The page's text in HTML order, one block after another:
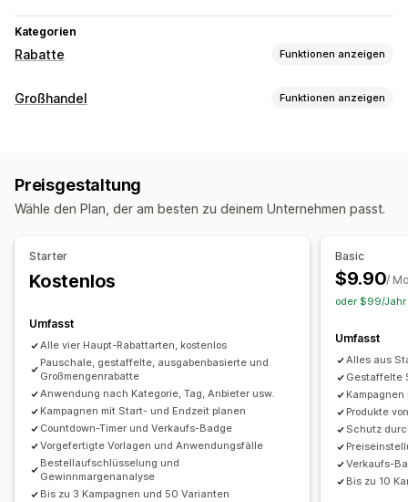
Kategorien
Rabatte Funktionen anzeigen
Rabatt-Typen
Großhandelspreise
Warenkorbrabatte Checkout-Rabatte
Geschenke
Upselling-Rabatte
Popups Banner
Dynamische Preise
Rabatte verwalten
Editor-Tool Vorlagen Massenbearbeitung
Währungsumrechnung
Lokalisierung
Kampagnen
Trigger und Regeln Rabattstapelung Automatisierungen
Targeting Geolokalisierung Segmentierung
Tagging
Filterung
Tracking Berichterstattung
Großhandel Funktionen anzeigen
Preisstaffelung Mengenrabatte
Preisgestaltung
Wähle den Plan, der am besten zu deinem Unternehmen passt.
Starter
Kostenlos
Umfasst
Alle vier Haupt-Rabattarten, kostenlos
Pauschale, gestaffelte, ausgabenbasierte und
Großmengenrabatte
Anwendung nach Kategorie, Tag, Anbieter usw.
Kampagnen mit Start- und Endzeit planen
Countdown-Timer und Verkaufs-Badge
Vorgefertigte Vorlagen und Anwendungsfälle
Bestellaufschlüsselung und
Gewinnmargenanalyse
Bis zu 3 Kampagnen und 50 Varianten
Basic
$9.90/
oder $99/Jahr
Umfasst
Alles aus
Gestaffelte
Produkte
Schutz
Verkaufs-
Bis zu 10